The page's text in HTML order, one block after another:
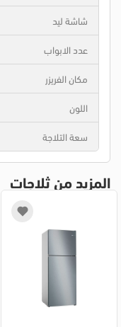
شاشة ليد
عدد الابواب
مكان الفريزر
اللون
سعة التلاجة
المزيد من ثلاجات